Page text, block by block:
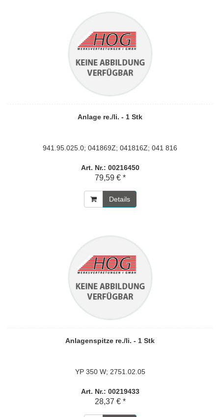
Anlage re./li. - 1 Stk
941.95.025.0; 041869Z; 041816Z; 041 816
Art. Nr.: 00216450
79,59 € *
Details
Anlagenspitze re./li. - 1 Stk
YP 350 W; 2751.02.05
Art. Nr.: 00219433
28,37 € *